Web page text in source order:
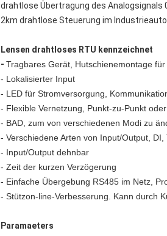
drahtlose Übertragung des Analogsignals
2km drahtlose Steuerung im
Lensen drahtloses RTU kennzeichnet
- Tragbares Gerät, Hutschienemontage
- Lokalisierter Input
- LED für Stromversorgung,
- Flexible Vernetzung, Punkt-zu-Punkt
- BAD, zum von verschiedenen Modi zu
- Verschiedene Arten von Input/Output,
- Input/Output dehnbar
- Zeit der kurzen Verzögerung
- Einfache Übergebung RS485 im Netz,
- Stützon-line-Verbesserung. Kann durch
Paramaeters